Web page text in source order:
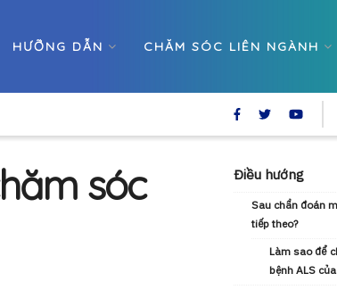
HƯỠNG DẪN CHĂM SÓC LIÊN NGÀNH
sóc Điều hướng
Sau chẩn đoán
tiếp theo?
Làm sao để
bệnh ALS